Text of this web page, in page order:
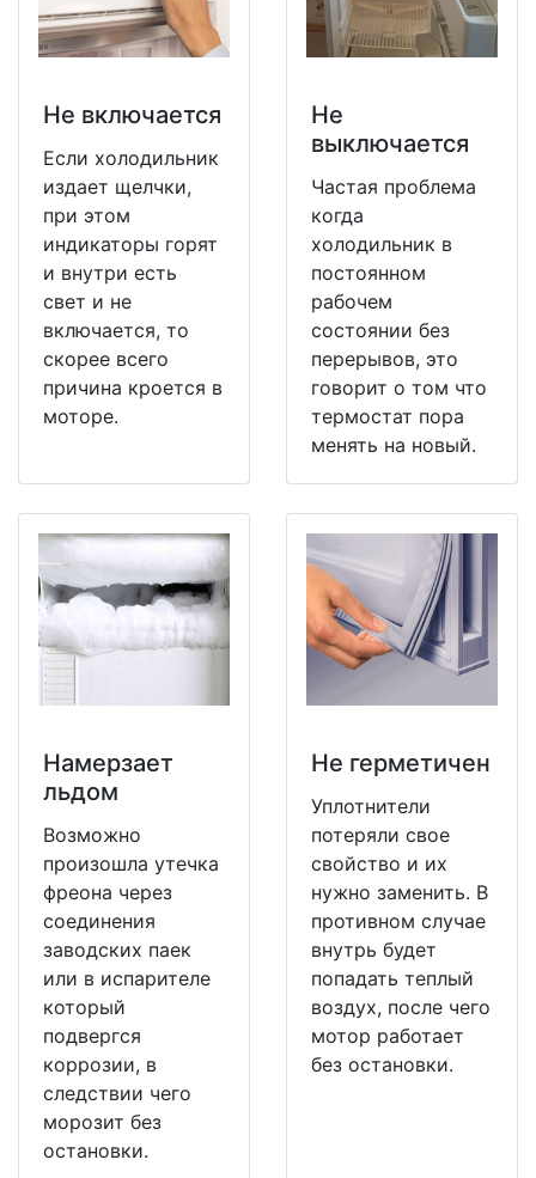
Не включается
Если холодильник
издает щелчки,
при этом
индикаторы горят
и внутри есть
свет и не
включается, то
скорее всего
причина кроется в
моторе.
Не
выключается
Частая проблема
когда
холодильник в
постоянном
рабочем
состоянии без
перерывов, это
говорит о том что
термостат пора
менять на новый.
Намерзает
льдом
Возможно
произошла утечка
фреона через
соединения
заводских паек
или в испарителе
который
подвергся
коррозии, в
следствии чего
морозит без
остановки.
Не герметичен
Уплотнители
потеряли свое
свойство и их
нужно заменить. В
противном случае
внутрь будет
попадать теплый
воздух, после чего
мотор работает
без остановки.